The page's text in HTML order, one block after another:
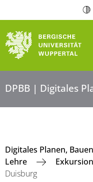
DPBB | Digitales
Digitales Planen,
Lehre
Duisburg